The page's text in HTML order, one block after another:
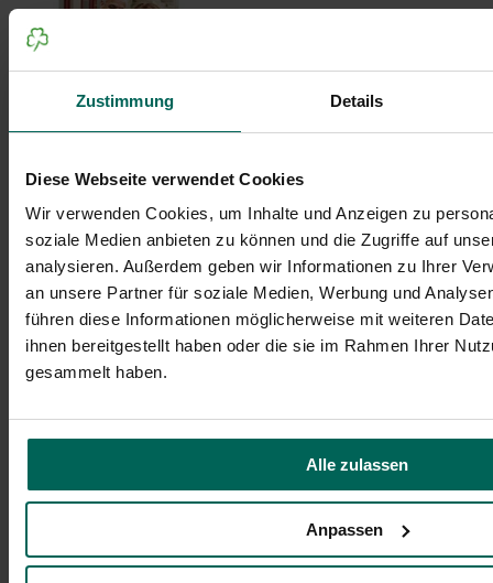
Zustimmung Details
Diese Webseite verwendet Cookies
Wir verwenden Cookies, um Inhalte und Anzeigen zu
soziale Medien anbieten zu können und die Zugriffe auf
analysieren. Außerdem geben wir Informationen zu Ihrer
an unsere Partner für soziale Medien, Werbung und
führen diese Informationen möglicherweise mit weiteren
ihnen bereitgestellt haben oder die sie im Rahmen Ihrer
gesammelt haben.
Alle zulassen
Anpassen
Audiotour zu entdecken. Kostenlos, flexibel
und offline nutzbar.
© Tourist-Information Fürth
Audio Tour
Hear and experience Fürth – with the free audio tour
app. Flexible, usable offline, and full of exciting stories
from the city's history. Just start, listen, and rediscover
Fürth!
Download Flyer audio tour